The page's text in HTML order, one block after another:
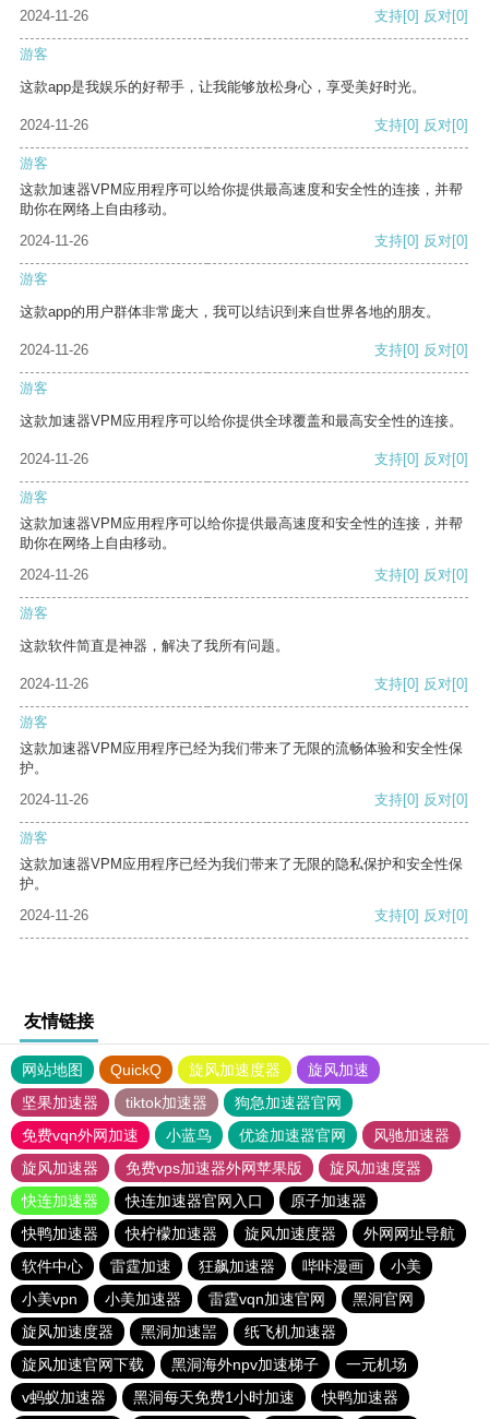
2024-11-26 支持[0] 反对[0]
游客
这款app是我娱乐的好帮手，让我能够放松身心，享受美好时光。
2024-11-26 支持[0] 反对[0]
游客
这款加速器VPM应用程序可以给你提供最高速度和安全性的连接，并帮
助你在网络上自由移动。
2024-11-26
支持[0] 反对[0]
游客
这款app的用户群体非常庞大，我可以结识到来自世界各地的朋友。
2024-11-26 支持[0] 反对[0]
游客
这款加速器VPM应用程序可以给你提供全球覆盖和最高安全性的连接。
2024-11-26 支持[0] 反对[0]
游客
这款加速器VPM应用程序可以给你提供最高速度和安全性的连接，并帮
助你在网络上自由移动。
2024-11-26
支持[0] 反对[0]
游客
这款软件简直是神器，解决了我所有问题。
2024-11-26 支持[0] 反对[0]
游客
这款加速器VPM应用程序已经为我们带来了无限的流畅体验和安全性保
护。
2024-11-26
支持[0] 反对[0]
游客
这款加速器VPM应用程序已经为我们带来了无限的隐私保护和安全性保
护。
2024-11-26
支持[0] 反对[0]
友情链接
网站地图 QuickQ 旋风加速度器
旋风加速
坚果加速器
tiktok加速器
狗急加速器官网
免费vqn外网加速
小蓝鸟 优途加速器官网
风驰加速器
旋风加速器
免费vps加速器外网苹果版
旋风加速度器
快连加速器
快连加速器官网入口
原子加速器
快鸭加速器
快柠檬加速器 旋风加速度器
外网网址导航
软件中心
雷霆加速 狂飙加速器 哔咔漫画
小美
小美vpn
小美加速器 雷霆vqn加速官网
黑洞官网
旋风加速度器
黑洞加速噐
纸飞机加速器
旋风加速官网下载
黑洞海外npv加速梯子
一元机场
v蚂蚁加速器
黑洞每天免费1小时加速 快鸭加速器